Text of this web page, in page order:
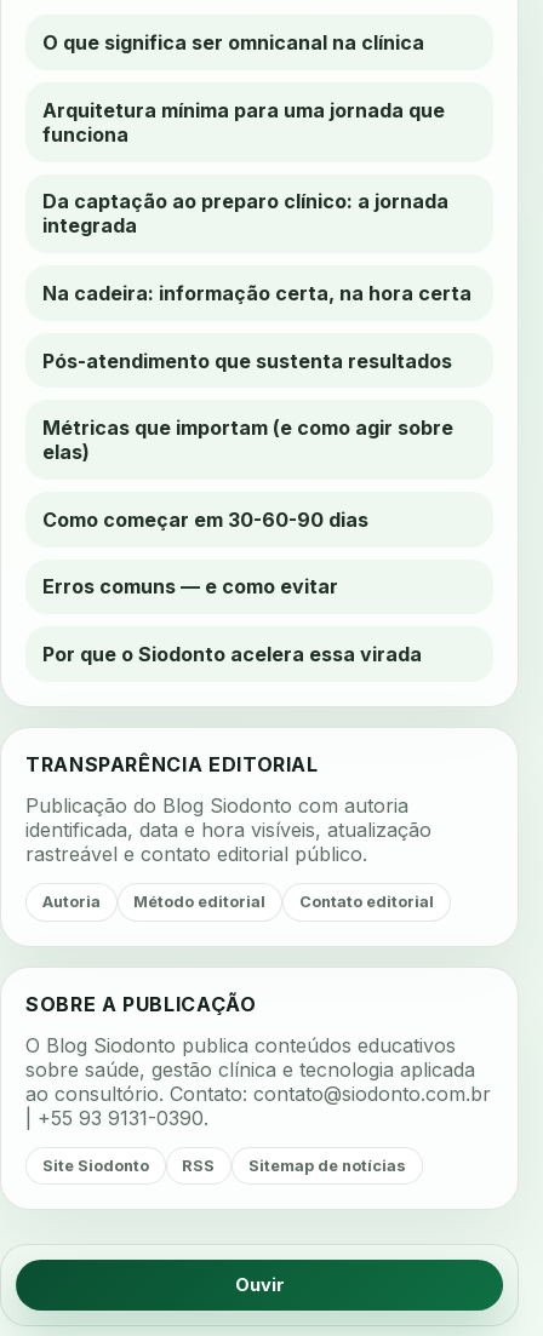
O que significa ser omnicanal na clínica
Arquitetura mínima para uma jornada que
funciona
Da captação ao preparo clínico: a jornada
integrada
Na cadeira: informação certa, na hora certa
Pós-atendimento que sustenta resultados
Métricas que importam (e como agir sobre
elas)
Como começar em 30-60-90 dias
Erros comuns — e como evitar
Por que o Siodonto acelera essa virada
TRANSPARÊNCIA EDITORIAL
Publicação do Blog Siodonto com autoria
identificada, data e hora visíveis, atualização
rastreável e contato editorial público.
Autoria Método editorial Contato editorial
SOBRE A PUBLICAÇÃO
O Blog Siodonto publica conteúdos educativos
sobre saúde, gestão clínica e tecnologia aplicada
ao consultório. Contato: contato@siodonto.com.br
| +55 93 9131-0390.
Site Siodonto RSS Sitemap de notícias
Ouvir